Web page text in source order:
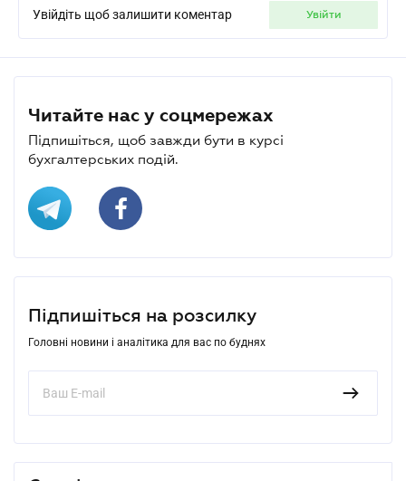
Увійдіть щоб залишити коментар увійти
Читайте нас у соцмережах
Підпишіться, щоб завжди бути в курсі
бухгалтерських подій.
Підпишіться на розсилку
Головні новини і аналітика для вас по буднях